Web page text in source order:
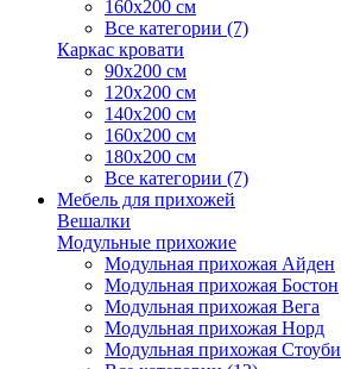
160х200 см
Все категории (7)
Каркас кровати
90х200 см
120х200 см
140х200 см
160х200 см
180х200 см
Все категории (7)
Мебель для прихожей
Вешалки
Модульные прихожие
Модульная прихожая Айден
Модульная прихожая Бостон
Модульная прихожая Вега
Модульная прихожая Норд
Модульная прихожая Стоуби